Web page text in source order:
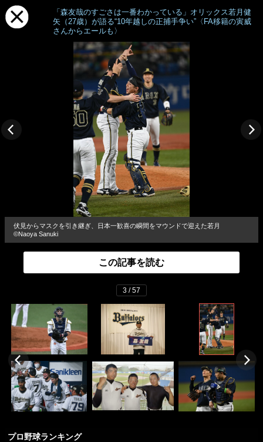
「森友哉のすごさは一番わかっている」オリックス若月健
矢（27歳）が語る“10年越しの正捕手争い”〈FA移籍の寅威
さんからエールも〉
伏見からマスクを引き継ぎ、日本一歓喜の瞬間をマウンドで迎えた若月
©︎Naoya Sanuki
この記事を読む
3 / 57
プロ野球ランキング